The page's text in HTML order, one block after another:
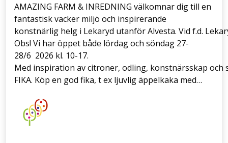
AMAZING FARM & INREDNING välkomnar dig till en
fantastisk vacker miljö och inspirerande
konstnärlig helg i Lekaryd utanför Alvesta. Vid f.d.
Obs! Vi har öppet både lördag och söndag 27-
28/6 2026 kl. 10-17.
Med inspiration av citroner, odling, konstnärsskap
FIKA. Köp en god fika, t ex ljuvlig äppelkaka med…